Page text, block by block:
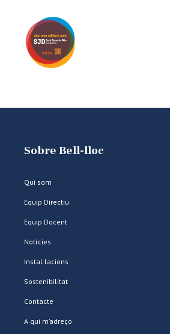
Sobre Bell-lloc
Qui som
Equip Directiu
Equip Docent
Notícies
Instal·lacions
Sostenibilitat
Contacte
A qui m’adreço